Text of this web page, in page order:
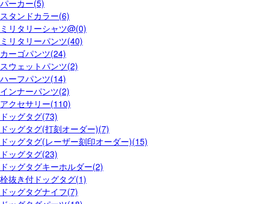
パーカー(5)
スタンドカラー(6)
ミリタリーシャツ@(0)
ミリタリーパンツ(40)
カーゴパンツ(24)
スウェットパンツ(2)
ハーフパンツ(14)
インナーパンツ(2)
アクセサリー(110)
ドッグタグ(73)
ドッグタグ(打刻オーダー)(7)
ドッグタグ(レーザー刻印オーダー)(15)
ドッグタグ(23)
ドッグタグキーホルダー(2)
栓抜き付ドッグタグ(1)
ドッグタグナイフ(7)